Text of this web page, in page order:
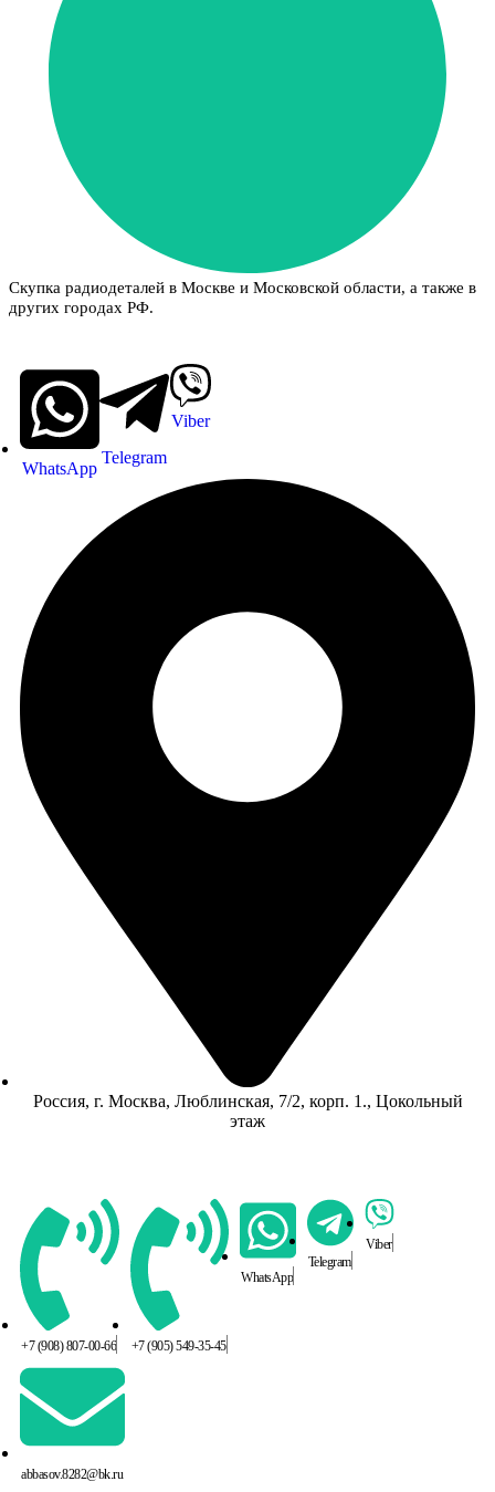
Скупка радиодеталей в Москве и Московской области, а также в
других городах РФ.
WhatsApp
Telegram
Viber
Россия, г. Москва, Люблинская, 7/2, корп. 1., Цокольный
этаж
+7 (908) 807-00-66 +7 (905) 549-35-45
WhatsApp
Telegram
Viber
abbasov.8282@bk.ru